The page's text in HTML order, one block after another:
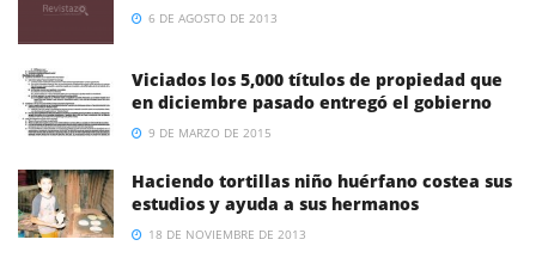
6 DE AGOSTO DE 2013
Viciados los 5,000 títulos de propiedad que
en diciembre pasado entregó el gobierno
9 DE MARZO DE 2015
Haciendo tortillas niño huérfano costea sus
estudios y ayuda a sus hermanos
18 DE NOVIEMBRE DE 2013